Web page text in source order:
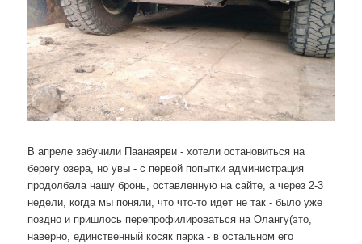
В апреле забучили Паанаярви - хотели остановиться на
берегу озера, но увы - с первой попытки администрация
продолбала нашу бронь, оставленную на сайте, а через 2-3
недели, когда мы поняли, что что-то идет не так - было уже
поздно и пришлось перепрофилироваться на Олангу(это,
наверно, единственный косяк парка - в остальном его